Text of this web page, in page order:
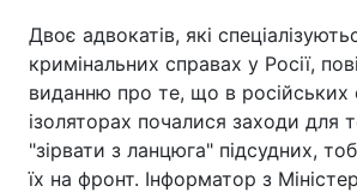
Двоє адвокатів, які
кримінальних справах у Росії,
виданню про те, що в російських
ізоляторах почалися заходи для
"зірвати з ланцюга" підсудних,
їх на фронт. Інформатор з